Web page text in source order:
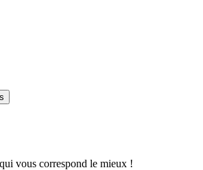
vous correspond le mieux !